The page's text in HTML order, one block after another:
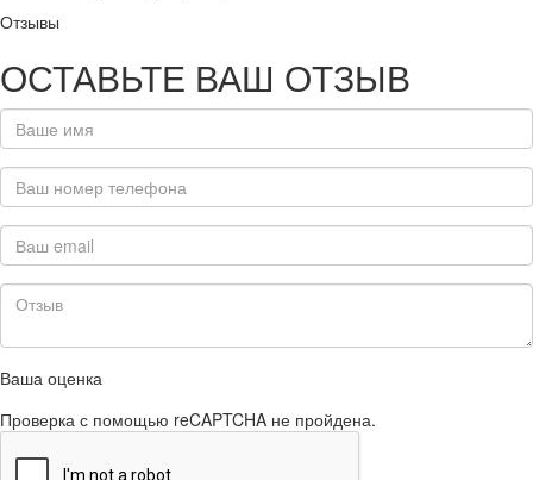
Отзывы
ОСТАВЬТЕ ВАШ ОТЗЫВ
Ваша оценка
Проверка с помощью reCAPTCHA не пройдена.